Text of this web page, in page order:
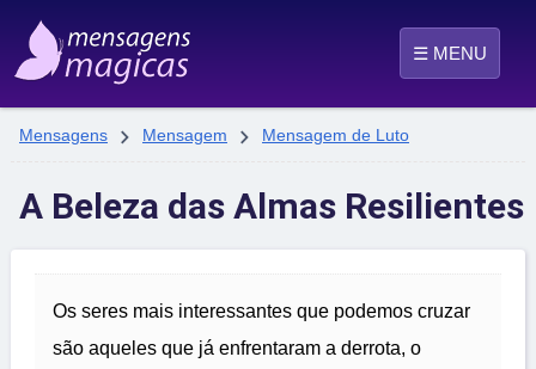
☰ MENU
Mensagens  Mensagem  Mensagem de Luto
A Beleza das Almas Resilientes
Os seres mais interessantes que podemos cruzar
são aqueles que já enfrentaram a derrota, o